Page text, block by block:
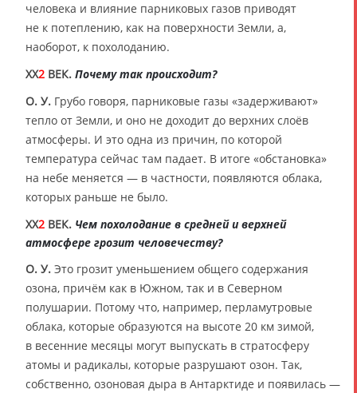
человека и влияние парниковых газов приводят
не к потеплению, как на поверхности Земли, а,
наоборот, к похолоданию.
XX2 ВЕК. Почему так происходит?
О. У. Грубо говоря, парниковые газы «задерживают»
тепло от Земли, и оно не доходит до верхних слоёв
атмосферы. И это одна из причин, по которой
температура сейчас там падает. В итоге «обстановка»
на небе меняется — в частности, появляются облака,
которых раньше не было.
XX2 ВЕК. Чем похолодание в средней и верхней
атмосфере грозит человечеству?
О. У. Это грозит уменьшением общего содержания
озона, причём как в Южном, так и в Северном
полушарии. Потому что, например, перламутровые
облака, которые образуются на высоте 20 км зимой,
в весенние месяцы могут выпускать в стратосферу
атомы и радикалы, которые разрушают озон. Так,
собственно, озоновая дыра в Антарктиде и появилась —